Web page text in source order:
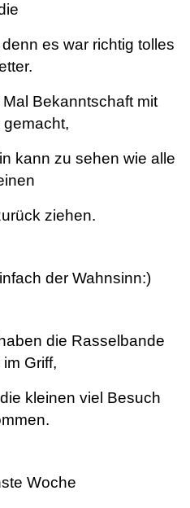
es war richtig tolles
Bekanntschaft mit
gemacht,
kann zu sehen wie alle
ziehen.
der Wahnsinn:)
die Rasselbande
Griff,
kleinen viel Besuch
Woche